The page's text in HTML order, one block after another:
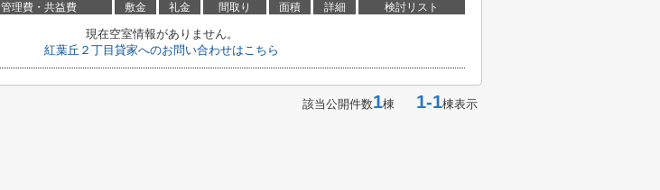
管理費・共益費 敷金 礼金 間取り 面積 詳細 検討リスト
現在空室情報がありません。
紅葉丘２丁目貸家へのお問い合わせはこちら
該当公開件数1棟 1-1棟表示